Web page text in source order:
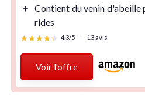
＋ Contient du venin d'abeille
rides
★★★★★
★★★★★ 4,3/5 — 13 avis
Voir l'offre